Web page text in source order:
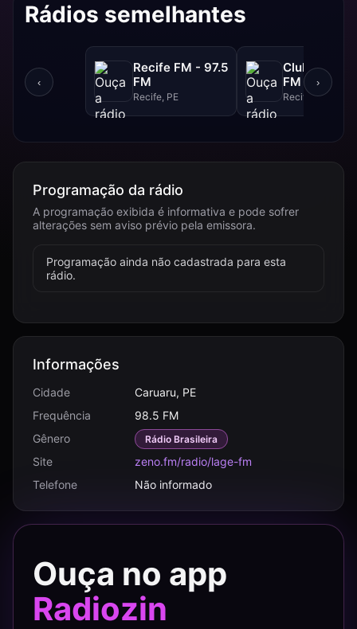
Rádios semelhantes
‹
Recife FM - 97.5
FM
Recife, PE
Clube FM -
FM
Recife, PE
›
Programação da rádio
A programação exibida é informativa e pode sofrer
alterações sem aviso prévio pela emissora.
Programação ainda não cadastrada para esta
rádio.
Informações
Cidade
Caruaru, PE
Frequência
98.5 FM
Gênero
Rádio Brasileira
Site
zeno.fm/radio/lage-fm
Telefone
Não informado
Ouça no app
Radiozin